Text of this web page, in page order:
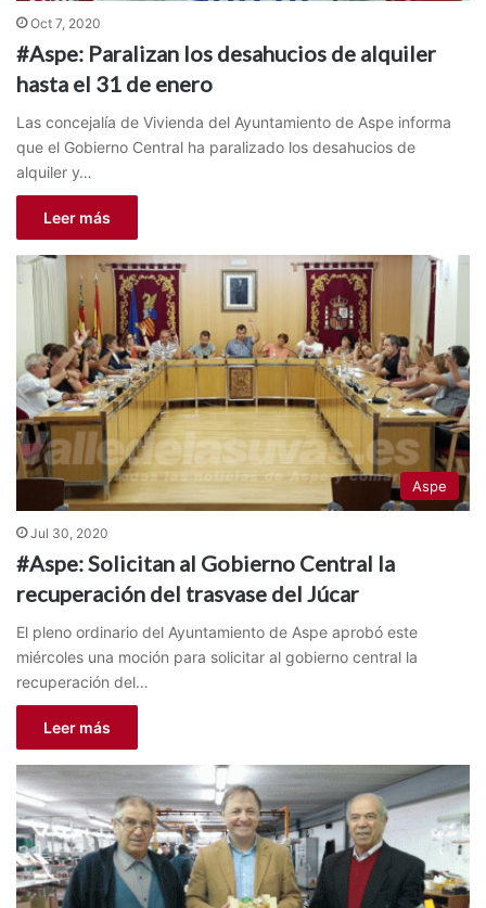
Oct 7, 2020
#Aspe: Paralizan los desahucios de alquiler
hasta el 31 de enero
Las concejalía de Vivienda del Ayuntamiento de Aspe informa
que el Gobierno Central ha paralizado los desahucios de
alquiler y…
Leer más
Aspe
Jul 30, 2020
#Aspe: Solicitan al Gobierno Central la
recuperación del trasvase del Júcar
El pleno ordinario del Ayuntamiento de Aspe aprobó este
miércoles una moción para solicitar al gobierno central la
recuperación del…
Leer más